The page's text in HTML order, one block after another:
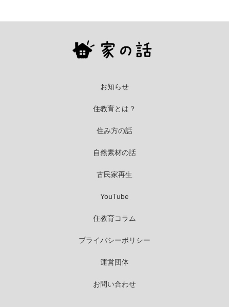
お知らせ
住教育とは？
住み方の話
自然素材の話
古民家再生
YouTube
住教育コラム
プライバシーポリシー
運営団体
お問い合わせ